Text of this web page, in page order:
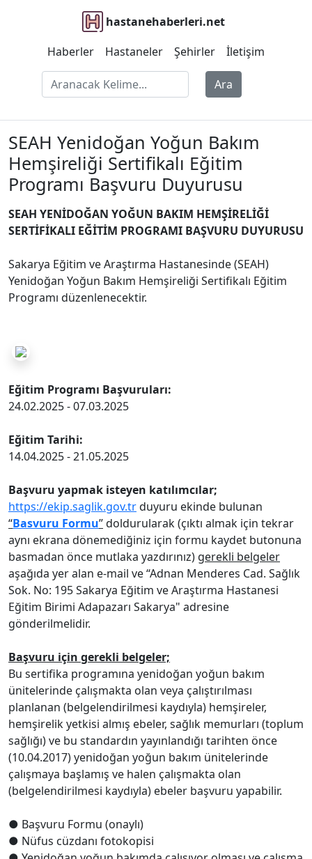
hastanehaberleri.net
Haberler
Hastaneler Şehirler İletişim
Ara
SEAH Yenidoğan Yoğun Bakım
Hemşireliği Sertifikalı Eğitim
Programı Başvuru Duyurusu
SEAH YENİDOĞAN YOĞUN BAKIM HEMŞİRELİĞİ
SERTİFİKALI EĞİTİM PROGRAMI BAŞVURU DUYURUSU
Sakarya Eğitim ve Araştırma Hastanesinde (SEAH)
Yenidoğan Yoğun Bakım Hemşireliği Sertifikalı Eğitim
Programı düzenlenecektir.
Eğitim Programı Başvuruları:
24.02.2025 - 07.03.2025
Eğitim Tarihi:
14.04.2025 - 21.05.2025
Başvuru yapmak isteyen katılımcılar;
https://ekip.saglik.gov.trduyuru ekinde bulunan
“Basvuru Formu”doldurularak (çıktı almak için tekrar
aynı ekrana dönemediğiniz için formu kaydet butonuna
basmadan önce mutlaka yazdırınız) gerekli belgeler
aşağıda yer alan e-mail ve “Adnan Menderes Cad. Sağlık
Sok. No: 195 Sakarya Eğitim ve Araştırma Hastanesi
Eğitim Birimi Adapazarı Sakarya" adresine
gönderilmelidir.
Başvuru için gerekli belgeler;
Bu sertifika programına yenidoğan yoğun bakım
ünitelerinde çalışmakta olan veya çalıştırılması
planlanan (belgelendirilmesi kaydıyla) hemşireler,
hemşirelik yetkisi almış ebeler, sağlık memurları (toplum
sağlığı) ve bu standardın yayınlandığı tarihten önce
(10.04.2017) yenidoğan yoğun bakım ünitelerinde
çalışmaya başlamış ve halen çalışmakta olan
(belgelendirilmesi kaydıyla) ebeler başvuru yapabilir.
● Başvuru Formu (onaylı)
● Nüfus cüzdanı fotokopisi